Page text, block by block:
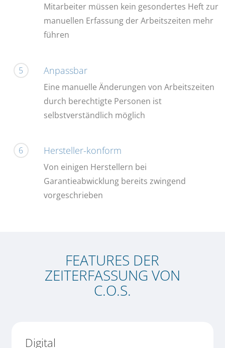
Mitarbeiter müssen kein gesondertes Heft zur
manuellen Erfassung der Arbeitszeiten mehr
führen
5 Anpassbar
Eine manuelle Änderungen von Arbeitszeiten
durch berechtigte Personen ist
selbstverständlich möglich
6 Hersteller-konform
Von einigen Herstellern bei
Garantieabwicklung bereits zwingend
vorgeschrieben
FEATURES DER
ZEITERFASSUNG VON
C.O.S.
Digital